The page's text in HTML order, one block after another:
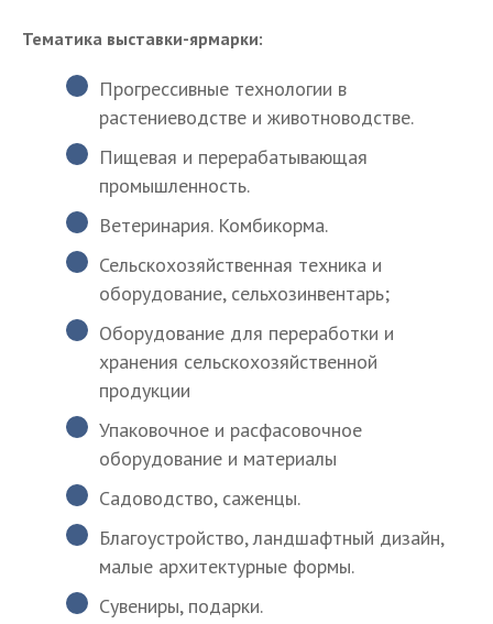
Тематика выставки-ярмарки:
Прогрессивные технологии в
растениеводстве и животноводстве.
Пищевая и перерабатывающая
промышленность.
Ветеринария. Комбикорма.
Сельскохозяйственная техника и
оборудование, сельхозинвентарь;
Оборудование для переработки и
хранения сельскохозяйственной
продукции
Упаковочное и расфасовочное
оборудование и материалы
Садоводство, саженцы.
Благоустройство, ландшафтный дизайн,
малые архитектурные формы.
Сувениры, подарки.